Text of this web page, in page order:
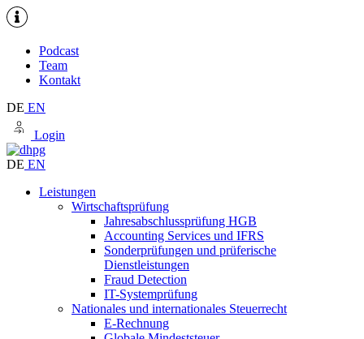
Podcast
Team
Kontakt
DE EN
Login
DE EN
Leistungen
Wirtschaftsprüfung
Jahresabschlussprüfung HGB
Accounting Services und IFRS
Sonderprüfungen und prüferische
Dienstleistungen
Fraud Detection
IT-Systemprüfung
Nationales und internationales Steuerrecht
E-Rechnung